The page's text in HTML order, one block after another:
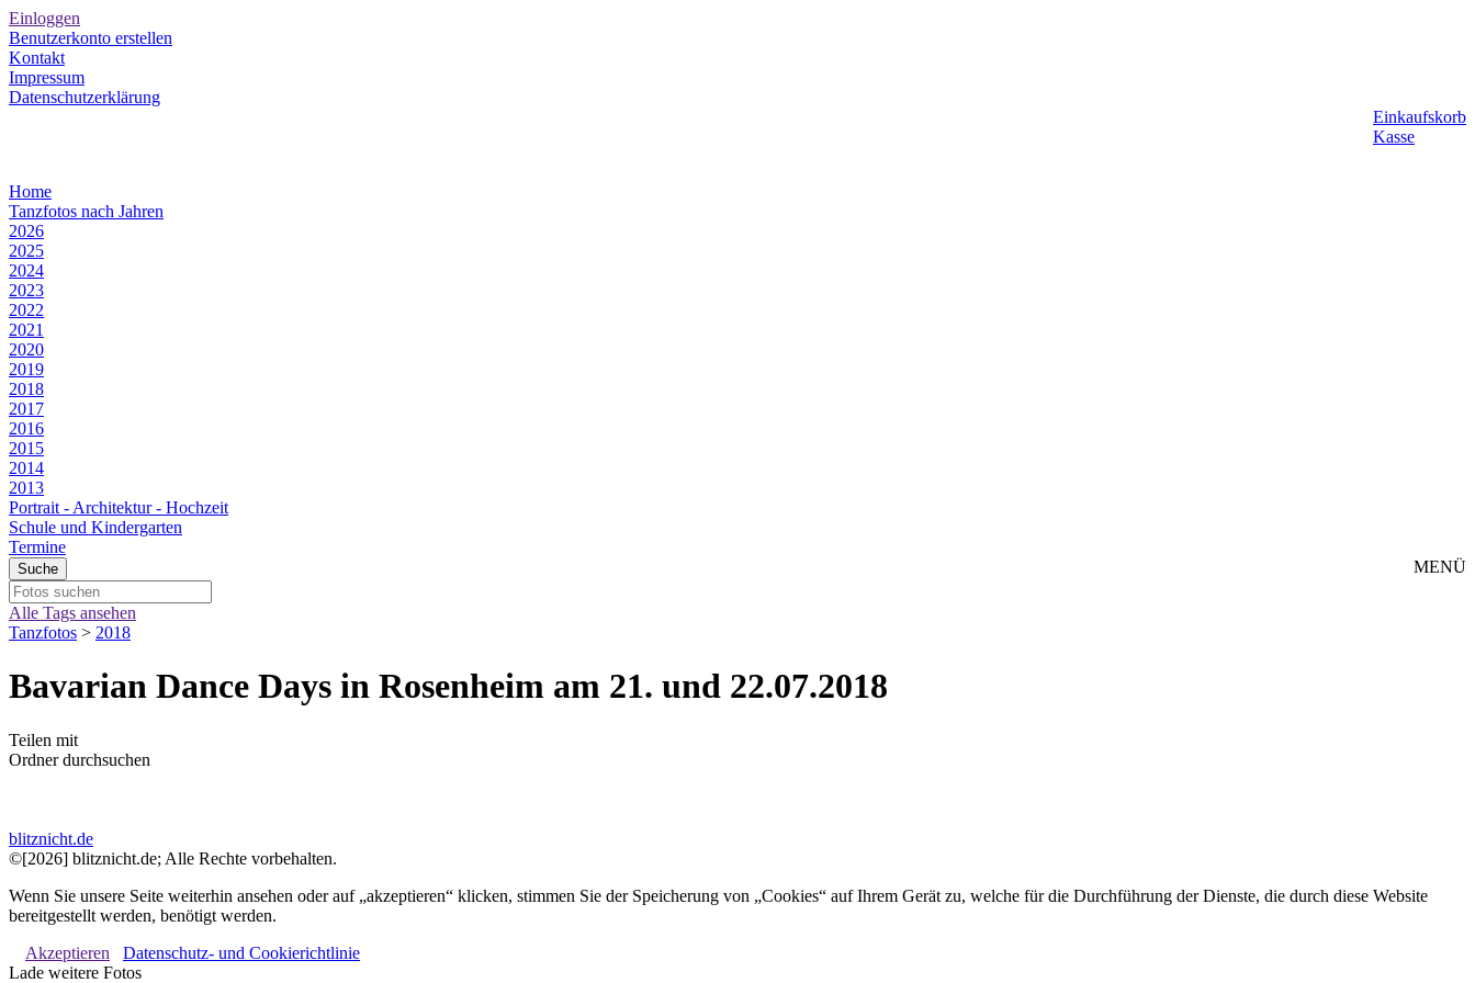
Einloggen
Benutzerkonto erstellen
Kontakt
Impressum
Datenschutzerklärung
Einkaufskorb
Kasse
Home
Tanzfotos nach Jahren
2026
2025
2024
2023
2022
2021
2020
2019
2018
2017
2016
2015
2014
2013
Portrait - Architektur - Hochzeit
Schule und Kindergarten
Termine
MENÜ
Alle Tags ansehen
Tanzfotos > 2018
Bavarian Dance Days in Rosenheim am 21. und 22.07.2018
Teilen mit
Ordner durchsuchen
blitznicht.de
©[2026] blitznicht.de; Alle Rechte vorbehalten.
Wenn Sie unsere Seite weiterhin ansehen oder auf „akzeptieren“ klicken, stimmen Sie der Speicherung von „Cookies“ auf Ihrem Gerät zu, welche für die Durchführung der Dienste, die durch diese Website
bereitgestellt werden, benötigt werden.
Akzeptieren
Datenschutz- und Cookierichtlinie
Lade weitere Fotos